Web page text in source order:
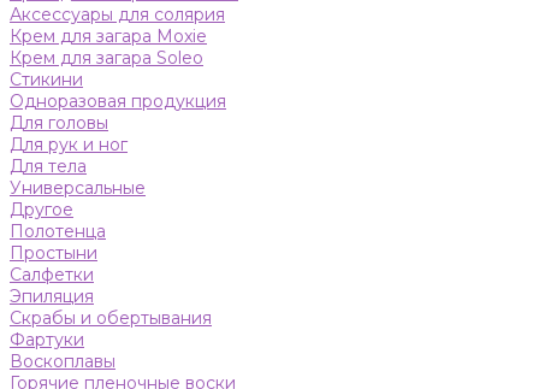
Аксессуары для солярия
Крем для загара Moxie
Крем для загара Soleo
Стикини
Одноразовая продукция
Для головы
Для рук и ног
Для тела
Универсальные
Другое
Полотенца
Простыни
Салфетки
Эпиляция
Скрабы и обертывания
Фартуки
Воскоплавы
Горячие пленочные воски